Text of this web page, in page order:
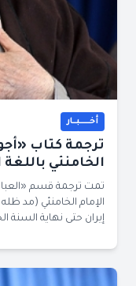
أخــــــبــار
ترجمة كتاب
الخامنئي باللغة
تمت ترجمة قسم
الإمام الخامنئي (مد
إيران حتى نهاية السنة